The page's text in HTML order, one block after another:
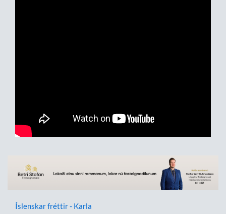
Íslenskar fréttir - Karla